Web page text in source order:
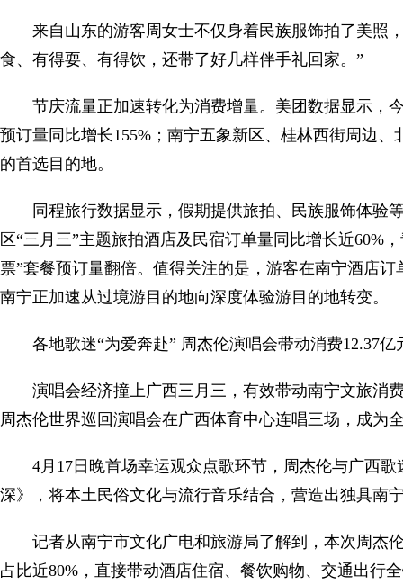
来自山东的游客周女士不仅身着民族服饰拍了美照
食、有得耍、有得饮，还带了好几样伴手礼回家。”
节庆流量正加速转化为消费增量。美团数据显示，
预订量同比增长155%；南宁五象新区、桂林西街周边
的首选目的地。
同程旅行数据显示，假期提供旅拍、民族服饰体验
区“三月三”主题旅拍酒店及民宿订单量同比增长近60%
票”套餐预订量翻倍。值得关注的是，游客在南宁酒店
南宁正加速从过境游目的地向深度体验游目的地转变。
各地歌迷“为爱奔赴” 周杰伦演唱会带动消费12.37亿
演唱会经济撞上广西三月三，有效带动南宁文旅消
周杰伦世界巡回演唱会在广西体育中心连唱三场，成为
4月17日晚首场幸运观众点歌环节，周杰伦与广西
深》，将本土民俗文化与流行音乐结合，营造出独具南
记者从南宁市文化广电和旅游局了解到，本次周杰
占比近80%，直接带动酒店住宿、餐饮购物、交通出行